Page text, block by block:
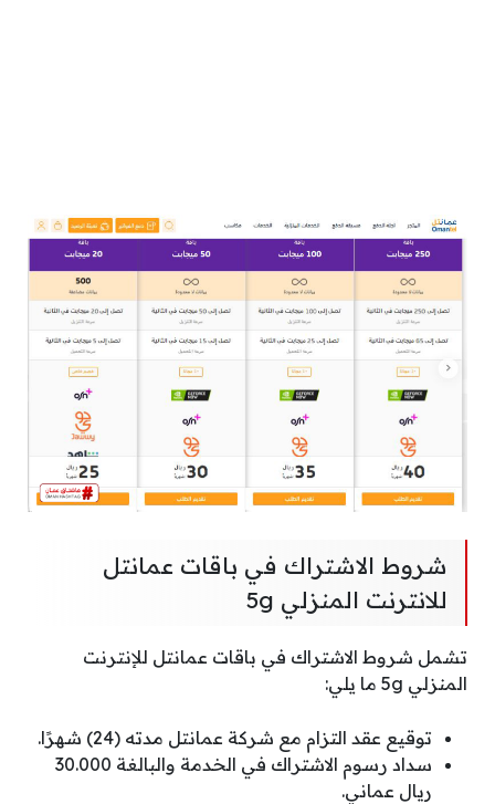
شروط الاشتراك في باقات عمانتل
للانترنت المنزلي 5g
تشمل شروط الاشتراك في باقات عمانتل للإنترنت
المنزلي 5g ما يلي:
توقيع عقد التزام مع شركة عمانتل مدته (24) شهرًا.
سداد رسوم الاشتراك في الخدمة والبالغة 30.000
ريال عماني.